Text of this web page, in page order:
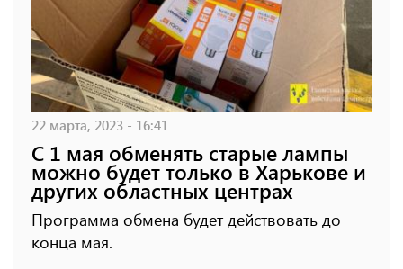
22 марта, 2023 - 16:41
С 1 мая обменять старые лампы
можно будет только в Харькове и
других областных центрах
Программа обмена будет действовать до
конца мая.